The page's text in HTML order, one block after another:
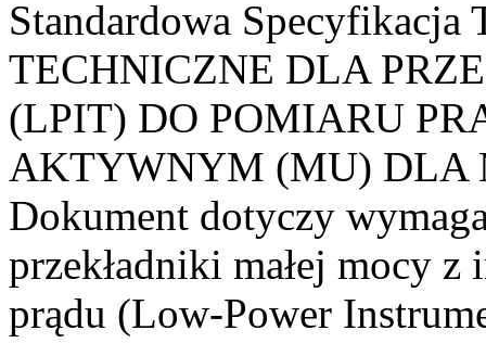
Standardowa
TECHNICZNE DLA
(LPIT) DO POMIARU
AKTYWNYM (MU) DLA
Dokument dotyczy
przekładniki małej mocy
prądu (Low-Power